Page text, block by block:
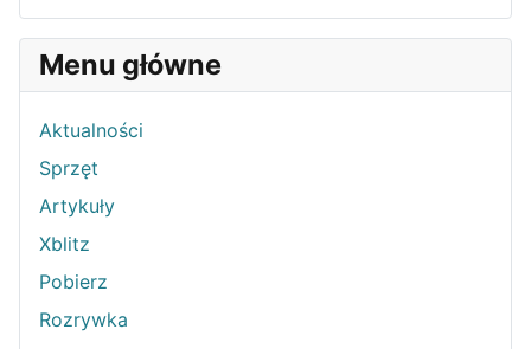
Menu główne
Aktualności
Sprzęt
Artykuły
Xblitz
Pobierz
Rozrywka